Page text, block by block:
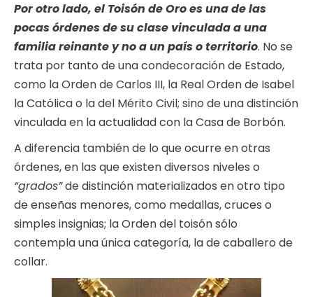
Por otro lado, el Toisón de Oro es una de las
pocas órdenes de su clase vinculada a una
familia reinante y no a un país o territorio. No se
trata por tanto de una condecoración de Estado,
como la Orden de Carlos III, la Real Orden de Isabel
la Católica o la del Mérito Civil; sino de una distinción
vinculada en la actualidad con la Casa de Borbón.
A diferencia también de lo que ocurre en otras
órdenes, en las que existen diversos niveles o
“grados”de distinción materializados en otro tipo
de enseñas menores, como medallas, cruces o
simples insignias; la Orden del toisón sólo
contempla una única categoría, la de caballero de
collar.